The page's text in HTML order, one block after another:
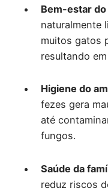
Bem-estar
naturalmente
muitos gatos
resultando
Higiene do
fezes gera
até
fungos.
Saúde da
reduz riscos